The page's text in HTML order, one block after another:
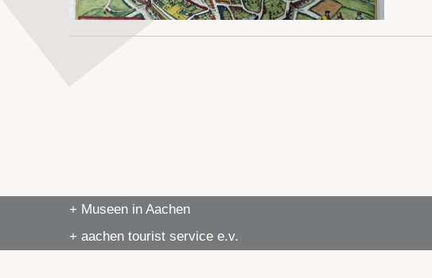
+ Museen in Aachen
+ aachen tourist service e.v.